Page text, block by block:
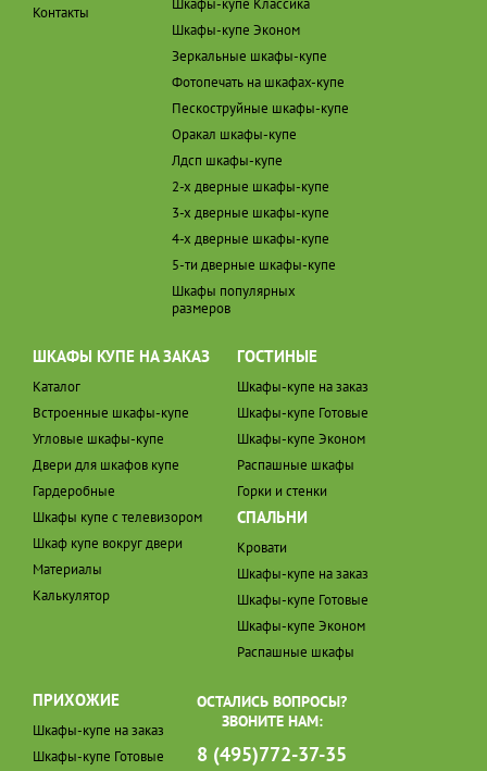
Контакты
Шкафы-купе Эконом
Зеркальные шкафы-купе
Фотопечать на шкафах-купе
Пескоструйные шкафы-купе
Оракал шкафы-купе
Лдсп шкафы-купе
2-х дверные шкафы-купе
3-х дверные шкафы-купе
4-х дверные шкафы-купе
5-ти дверные шкафы-купе
Шкафы популярных
размеров
ШКАФЫ КУПЕ НА ЗАКАЗ
Каталог
Встроенные шкафы-купе
Угловые шкафы-купе
Двери для шкафов купе
Гардеробные
Шкафы купе с телевизором
Шкаф купе вокруг двери
Материалы
Калькулятор
ГОСТИНЫЕ
Шкафы-купе на заказ
Шкафы-купе Готовые
Шкафы-купе Эконом
Распашные шкафы
Горки и стенки
СПАЛЬНИ
Кровати
Шкафы-купе на заказ
Шкафы-купе Готовые
Шкафы-купе Эконом
Распашные шкафы
ПРИХОЖИЕ
Шкафы-купе на заказ
Шкафы-купе Готовые
ОСТАЛИСЬ ВОПРОСЫ?
ЗВОНИТЕ НАМ:
8 (495)772-37-35